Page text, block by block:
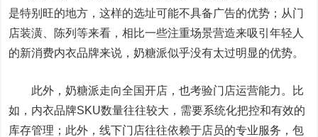
是特别旺的地方，这样的选址可能不具备广告的优势；从门
店装潢、陈列等来看，相比一些注重场景营造来吸引年轻人
的新消费内衣品牌来说，奶糖派似乎没有太过明显的优势。
此外，奶糖派走向全国开店，也考验门店运营能力。比
如，内衣品牌SKU数量往往较大，需要系统化把控和有效的
库存管理；此外，线下门店往往依赖于店员的专业服务，包